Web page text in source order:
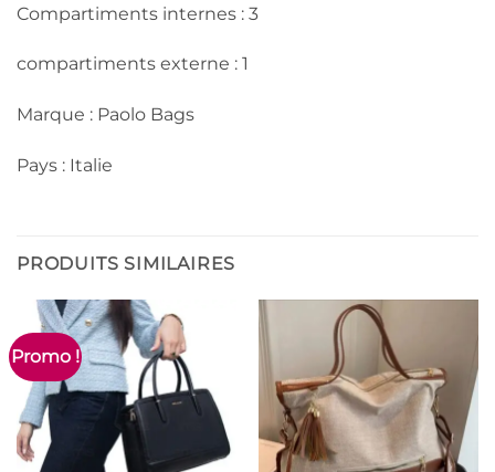
Compartiments internes : 3
compartiments externe : 1
Marque : Paolo Bags
Pays : Italie
PRODUITS SIMILAIRES
Promo !